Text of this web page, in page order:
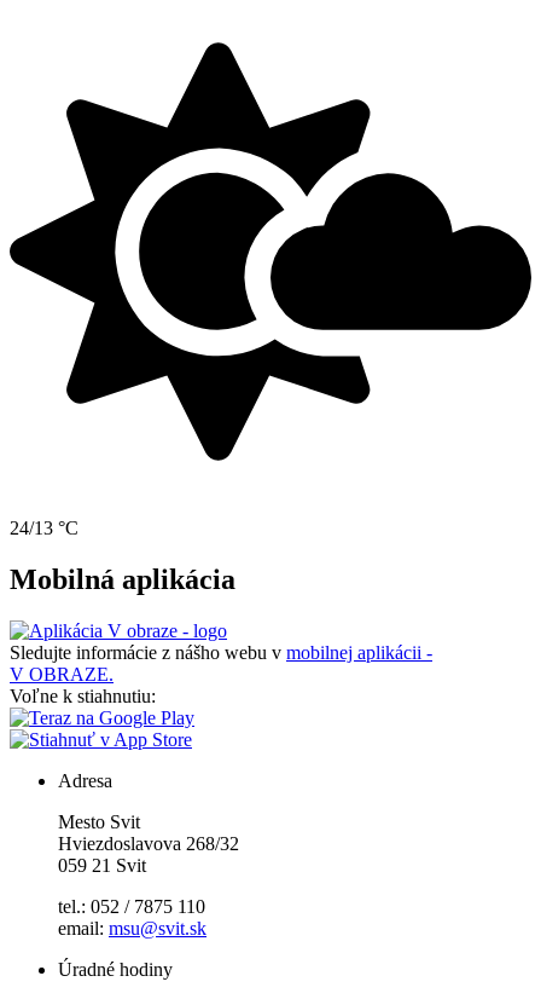
24/13 °C
Mobilná aplikácia
Sledujte informácie z nášho webu v mobilnej aplikácii -
V OBRAZE.
Voľne k stiahnutiu:
Adresa
Mesto Svit
Hviezdoslavova 268/32
059 21 Svit
tel.: 052 / 7875 110
email: msu@svit.sk
Úradné hodiny